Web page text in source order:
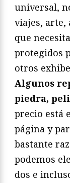
universal,
viajes,
que
protegidos
otros
Algunos
piedra,
precio está
página y
bastante
podemos
dos e